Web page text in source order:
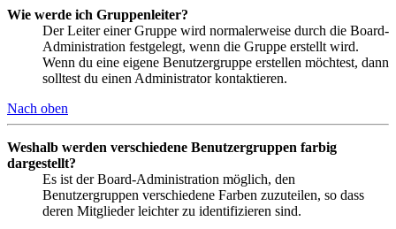
Wie werde ich Gruppenleiter?
Der Leiter einer Gruppe wird normalerweise durch die Board-
Administration festgelegt, wenn die Gruppe erstellt wird.
Wenn du eine eigene Benutzergruppe erstellen möchtest, dann
solltest du einen Administrator kontaktieren.
Nach oben
Weshalb werden verschiedene Benutzergruppen farbig
dargestellt?
Es ist der Board-Administration möglich, den
Benutzergruppen verschiedene Farben zuzuteilen, so dass
deren Mitglieder leichter zu identifizieren sind.